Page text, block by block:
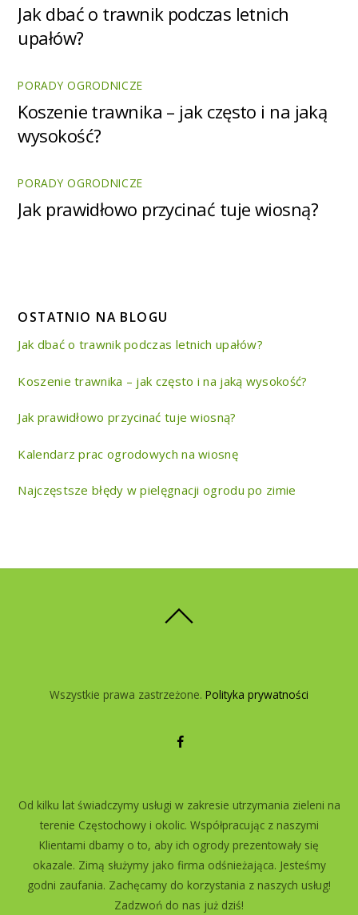
Jak dbać o trawnik podczas letnich
upałów?
PORADY OGRODNICZE
Koszenie trawnika – jak często i na jaką
wysokość?
PORADY OGRODNICZE
Jak prawidłowo przycinać tuje wiosną?
OSTATNIO NA BLOGU
Jak dbać o trawnik podczas letnich upałów?
Koszenie trawnika – jak często i na jaką wysokość?
Jak prawidłowo przycinać tuje wiosną?
Kalendarz prac ogrodowych na wiosnę
Najczęstsze błędy w pielęgnacji ogrodu po zimie
Wszystkie prawa zastrzeżone. Polityka prywatności
Od kilku lat świadczymy usługi w zakresie utrzymania zieleni na
terenie Częstochowy i okolic. Współpracując z naszymi
Klientami dbamy o to, aby ich ogrody prezentowały się
okazale. Zimą służymy jako firma odśnieżająca. Jesteśmy
godni zaufania. Zachęcamy do korzystania z naszych usług!
Zadzwoń do nas już dziś!